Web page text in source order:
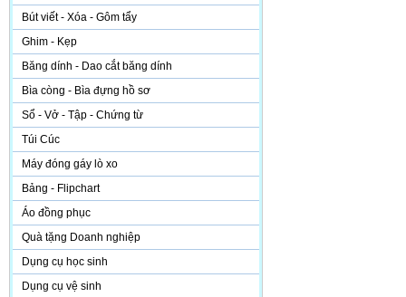
Bút viết - Xóa - Gôm tẩy
Ghim - Kẹp
Băng dính - Dao cắt băng dính
Bìa còng - Bìa đựng hồ sơ
Sổ - Vở - Tập - Chứng từ
Túi Cúc
Máy đóng gáy lò xo
Bảng - Flipchart
Áo đồng phục
Quà tặng Doanh nghiệp
Dụng cụ học sinh
Dụng cụ vệ sinh